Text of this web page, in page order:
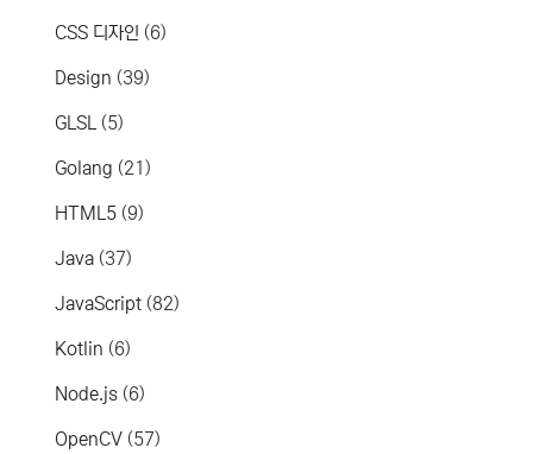
CSS 디자인 (6)
Design (39)
GLSL (5)
Golang (21)
HTML5 (9)
Java (37)
JavaScript (82)
Kotlin (6)
Node.js (6)
OpenCV (57)